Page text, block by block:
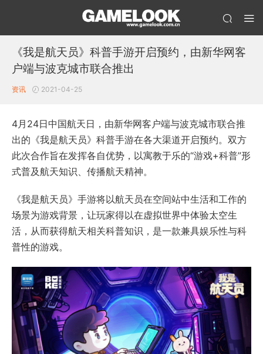
《我是航天员》科普手游开启预约，由新华网客
户端与波克城市联合推出
资讯 2021-04-25
4月24日中国航天日，由新华网客户端与波克城市联合推
出的《我是航天员》科普手游在各大渠道开启预约。双方
此次合作旨在发挥各自优势，以寓教于乐的“游戏+科普”形
式普及航天知识、传播航天精神。
《我是航天员》手游将以航天员在空间站中生活和工作的
场景为游戏背景，让玩家得以在虚拟世界中体验太空生
活，从而获得航天相关科普知识，是一款兼具娱乐性与科
普性的游戏。